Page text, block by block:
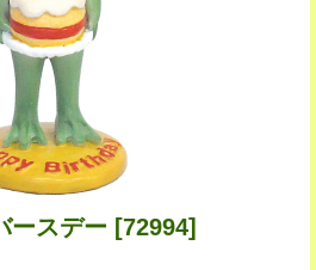
ースデー [72994]